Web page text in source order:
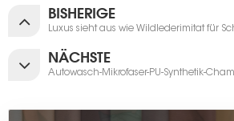
BISHERIGE
Luxus sieht aus wie Wildlederimitat für
NÄCHSTE
Autowasch-Mikrofaser-PU-Synthetik-